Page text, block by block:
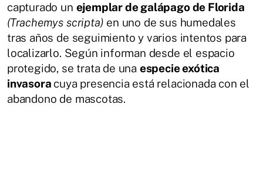
capturado un ejemplar de galápago de Florida
(Trachemys scripta) en uno de sus humedales
tras años de seguimiento y varios intentos para
localizarlo. Según informan desde el espacio
protegido, se trata de una especie exótica
invasora cuya presencia está relacionada con el
abandono de mascotas.